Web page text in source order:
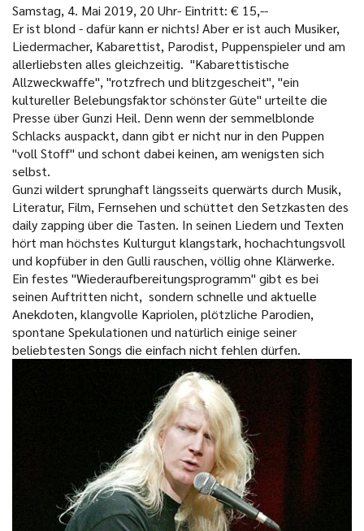
Samstag, 4. Mai 2019, 20 Uhr- Eintritt: € 15,--
Er ist blond - dafür kann er nichts! Aber er ist auch Musiker,
Liedermacher, Kabarettist, Parodist, Puppenspieler und am
allerliebsten alles gleichzeitig. "Kabarettistische
Allzweckwaffe", "rotzfrech und blitzgescheit", "ein
kultureller Belebungsfaktor schönster Güte" urteilte die
Presse über Gunzi Heil. Denn wenn der semmelblonde
Schlacks auspackt, dann gibt er nicht nur in den Puppen
"voll Stoff" und schont dabei keinen, am wenigsten sich
selbst.
Gunzi wildert sprunghaft längsseits querwärts durch Musik,
Literatur, Film, Fernsehen und schüttet den Setzkasten des
daily zapping über die Tasten. In seinen Liedern und Texten
hört man höchstes Kulturgut klangstark, hochachtungsvoll
und kopfüber in den Gulli rauschen, völlig ohne Klärwerke.
Ein festes "Wiederaufbereitungsprogramm" gibt es bei
seinen Auftritten nicht, sondern schnelle und aktuelle
Anekdoten, klangvolle Kapriolen, plötzliche Parodien,
spontane Spekulationen und natürlich einige seiner
beliebtesten Songs die einfach nicht fehlen dürfen.